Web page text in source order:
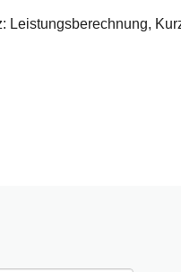
Leistungsberechnung,